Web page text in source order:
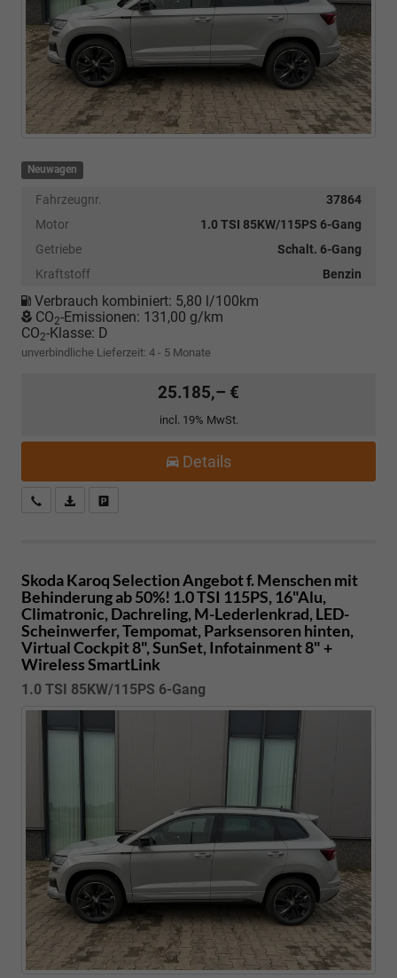
Neuwagen
Fahrzeugnr.
37864
Motor
1.0 TSI 85KW/115PS 6-Gang
Getriebe
Schalt. 6-Gang
Kraftstoff
Benzin
Verbrauch kombiniert: 5,80 l/100km
CO2-Emissionen: 131,00 g/km
CO2-Klasse: D
unverbindliche Lieferzeit: 4 - 5 Monate
25.185,– €
incl. 19% MwSt.
Details
Kostenloser Rückruf-Service
PDF-Datei, Fahrzeugexposé drucken
Skoda KaroqSelection Angebot f. Menschen mit
Behinderung ab 50%! 1.0 TSI 115PS, 16"Alu,
Climatronic, Dachreling, M-Lederlenkrad, LED-
Scheinwerfer, Tempomat, Parksensoren hinten,
Virtual Cockpit 8", SunSet, Infotainment 8" +
Wireless SmartLink
1.0 TSI 85KW/115PS 6-Gang